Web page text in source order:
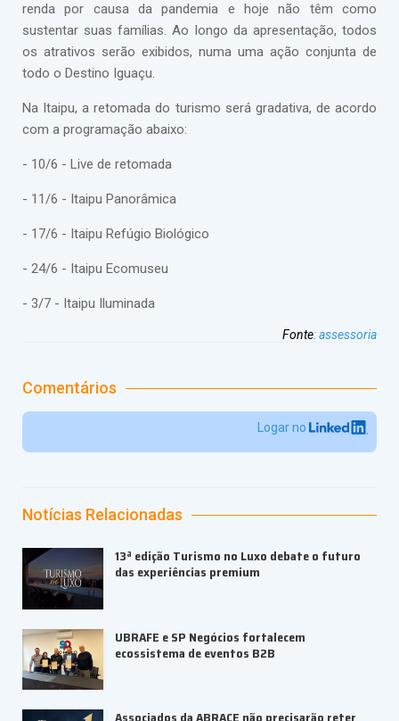
renda por causa da pandemia e hoje não têm como
sustentar suas famílias. Ao longo da apresentação, todos
os atrativos serão exibidos, numa uma ação conjunta de
todo o Destino Iguaçu.
Na Itaipu, a retomada do turismo será gradativa, de acordo
com a programação abaixo:
- 10/6 - Live de retomada
- 11/6 - Itaipu Panorâmica
- 17/6 - Itaipu Refúgio Biológico
- 24/6 - Itaipu Ecomuseu
- 3/7 - Itaipu Iluminada
Fonte:assessoria
Comentários
Logar no
Notícias Relacionadas
13ª edição Turismo no Luxo debate o futuro
das experiências premium
UBRAFE e SP Negócios fortalecem
ecossistema de eventos B2B